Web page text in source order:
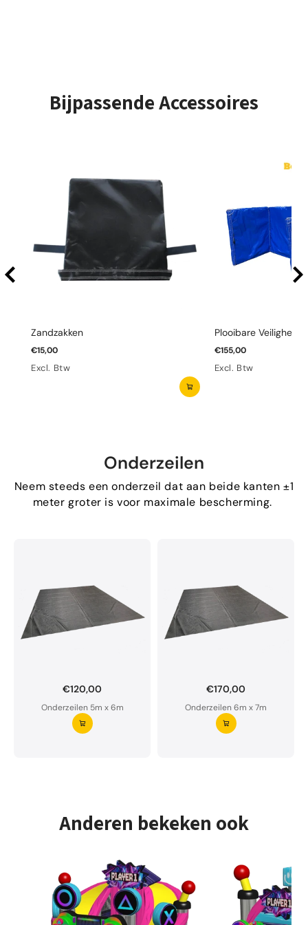
Bijpassende Accessoires
Zandzakken
€15,00
Excl. Btw
Plooibare
€155,00
Excl. Btw
Onderzeilen
Neem steeds een onderzeil dat aan beide kanten ±1
meter groter is voor maximale bescherming.
€120,00
Onderzeilen 5m x 6m
€170,00
Onderzeilen 6m x 7m
Onderzeil op maat bestellen?
Ons onderzeil is waterdoorlatend en van premium
Anderen bekeken ook